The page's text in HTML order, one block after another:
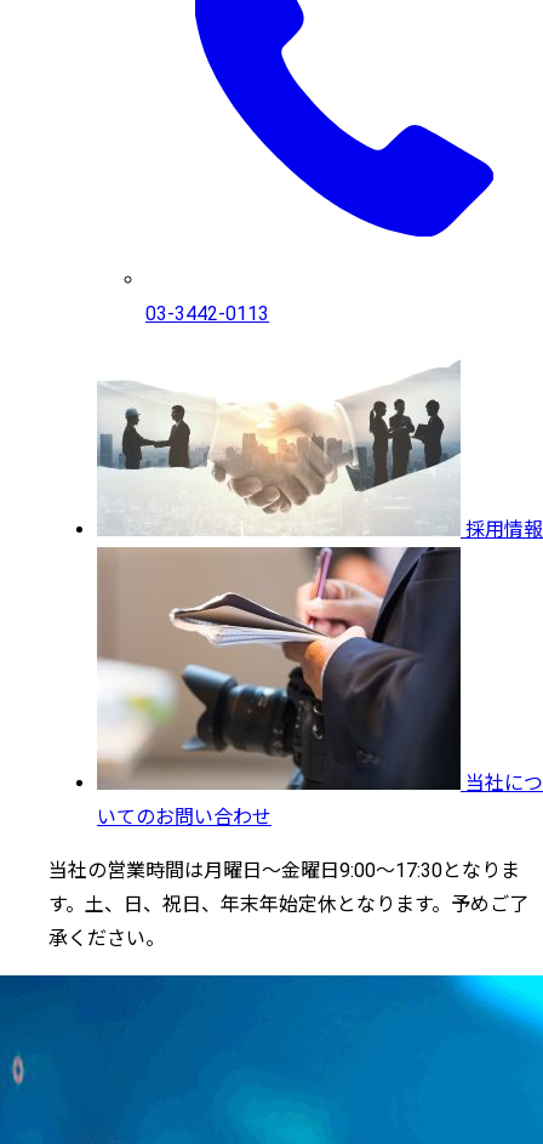
03-3442-0113
採用情報
当社につ
いてのお問い合わせ
当社の営業時間は月曜日～金曜日9:00～17:30となりま
す。土、日、祝日、年末年始定休となります。予めご了
承ください。